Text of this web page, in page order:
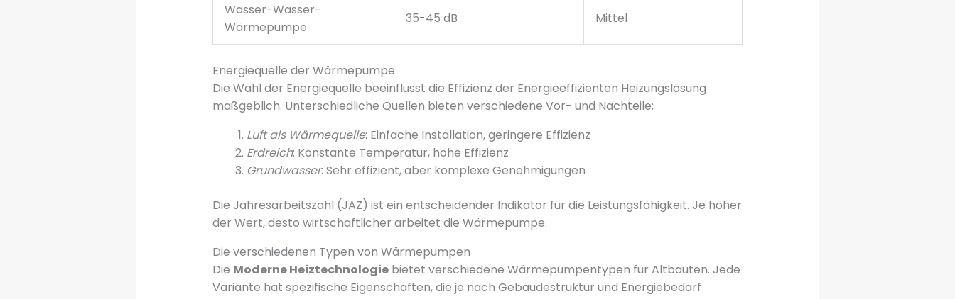
Wasser-Wasser-
Wärmepumpe
35-45 dB Mittel
Energiequelle der Wärmepumpe
Die Wahl der Energiequelle beeinflusst die Effizienz der Energieeffizienten Heizungslösung
maßgeblich. Unterschiedliche Quellen bieten verschiedene Vor- und Nachteile:
Luft als Wärmequelle: Einfache Installation, geringere Effizienz
Erdreich: Konstante Temperatur, hohe Effizienz
Grundwasser: Sehr effizient, aber komplexe Genehmigungen
Die Jahresarbeitszahl (JAZ) ist ein entscheidender Indikator für die Leistungsfähigkeit. Je höher
der Wert, desto wirtschaftlicher arbeitet die Wärmepumpe.
Die verschiedenen Typen von Wärmepumpen
Die Moderne Heiztechnologiebietet verschiedene Wärmepumpentypen für Altbauten. Jede
Variante hat spezifische Eigenschaften, die je nach Gebäudestruktur und Energiebedarf